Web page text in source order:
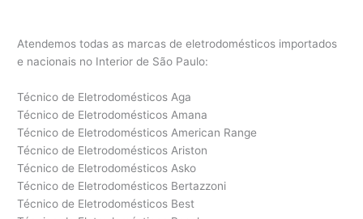
Atendemos todas as marcas de eletrodomésticos importados
e nacionais no Interior de São Paulo:
Técnico de Eletrodomésticos Aga
Técnico de Eletrodomésticos Amana
Técnico de Eletrodomésticos American Range
Técnico de Eletrodomésticos Ariston
Técnico de Eletrodomésticos Asko
Técnico de Eletrodomésticos Bertazzoni
Técnico de Eletrodomésticos Best